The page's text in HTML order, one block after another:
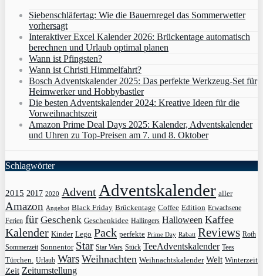
Siebenschläfertag: Wie die Bauernregel das Sommerwetter
vorhersagt
Interaktiver Excel Kalender 2026: Brückentage automatisch
berechnen und Urlaub optimal planen
Wann ist Pfingsten?
Wann ist Christi Himmelfahrt?
Bosch Adventskalender 2025: Das perfekte Werkzeug-Set für
Heimwerker und Hobbybastler
Die besten Adventskalender 2024: Kreative Ideen für die
Vorweihnachtszeit
Amazon Prime Deal Days 2025: Kalender, Adventskalender
und Uhren zu Top-Preisen am 7. und 8. Oktober
Schlagwörter
2015 2017 2020 Advent Adventskalender aller
Amazon Angebot Black Friday Brückentage Coffee Edition Erwachsene
Ferien für Geschenk Geschenkidee Hallingers Halloween Kaffee
Kalender Kinder Lego Pack perfekte Prime Day Rabatt Reviews Roth
Sommerzeit Sonnentor Star Star Wars Stück TeeAdventskalender Tees
Türchen. Urlaub Wars Weihnachten Weihnachtskalender Welt Winterzeit
Zeit Zeitumstellung